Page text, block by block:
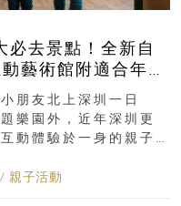
去景點！全新自
藝術館附適合年
朋友北上深圳一日
樂園外，近年深圳更
動體驗於一身的親子
/ 親子活動